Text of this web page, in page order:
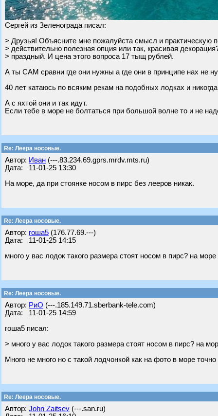
Сергей из Зеленограда писал:
> Друзья! Объясните мне пожалуйста смысл и практическую
> действительно полезная опция или так, красивая
> праздный. И цена этого вопроса 17 тыщ рублей.
А ты САМ сравни где они нужны а где они в принципе нах не
40 лет катаюсь по всяким рекам на подобных лодках и
А с яхтой они и так идут.
Если тебе в море не болтаться при большой волне то и не
Re: Леера носовые.
Автор: Иван (---.83.234.69.gprs.mrdv.mts.ru)
Дата: 11-01-25 13:30
На море, да при стоянке носом в пирс без лееров никак.
Re: Леера носовые.
Автор: гоша5 (176.77.69.---)
Дата: 11-01-25 14:15
много у вас лодок такого размера стоят носом в пирс? на море
Re: Леера носовые.
Автор: РиО (---.185.149.71.sberbank-tele.com)
Дата: 11-01-25 14:59
гоша5 писал:
> много у вас лодок такого размера стоят носом в пирс? на
Много не много но с такой лодчонкой как на фото в море
Re: Леера носовые.
Автор: John Zaitsev (---.san.ru)